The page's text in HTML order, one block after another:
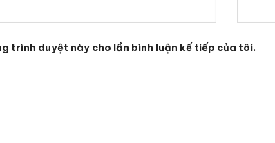
trình duyệt này cho lần bình luận kế tiếp của tôi.